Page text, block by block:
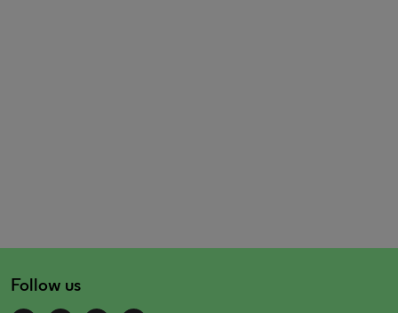
Follow us